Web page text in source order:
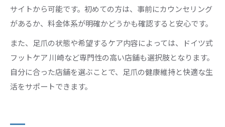
サイトから可能です。初めての方は、事前にカウンセリング
があるか、料金体系が明確かどうかも確認すると安心です。
また、足爪の状態や希望するケア内容によっては、ドイツ式
フットケア 川崎など専門性の高い店舗も選択肢となります。
自分に合った店舗を選ぶことで、足爪の健康維持と快適な生
活をサポートできます。